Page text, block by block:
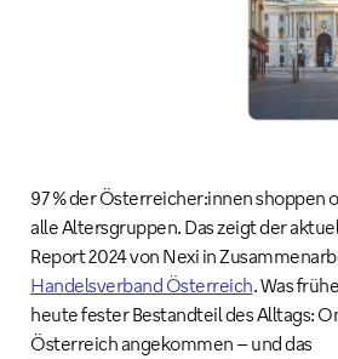
97 % der Österreicher:innen shoppen
alle Altersgruppen. Das zeigt der
Report 2024 von Nexi in
Handelsverband Österreich. Was
heute fester Bestandteil des Alltags:
Österreich angekommen – und das